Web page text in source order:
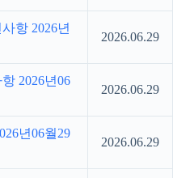
항 2026년
2026.06.29
2026년06
2026.06.29
년06월29
2026.06.29